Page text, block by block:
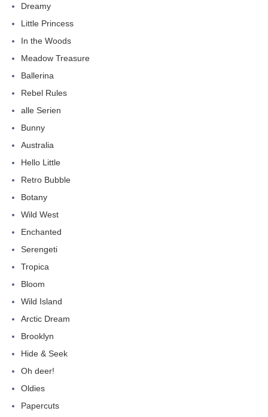
Dreamy
Little Princess
In the Woods
Meadow Treasure
Ballerina
Rebel Rules
alle Serien
Bunny
Australia
Hello Little
Retro Bubble
Botany
Wild West
Enchanted
Serengeti
Tropica
Bloom
Wild Island
Arctic Dream
Brooklyn
Hide & Seek
Oh deer!
Oldies
Papercuts